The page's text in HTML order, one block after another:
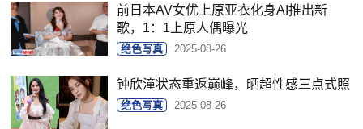
前日本AV女优上原亚衣化身AI推出新
歌，1：1上原人偶曝光
绝色写真 2025-08-26
钟欣潼状态重返巅峰，晒超性感三点式照
绝色写真 2025-08-26